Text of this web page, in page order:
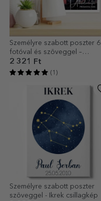
Személyre szabott poszter 6
fotóval és szöveggel –
Érettségi
2 321 Ft
(1)
Személyre szabott poszter
szöveggel - Ikrek csillagkép